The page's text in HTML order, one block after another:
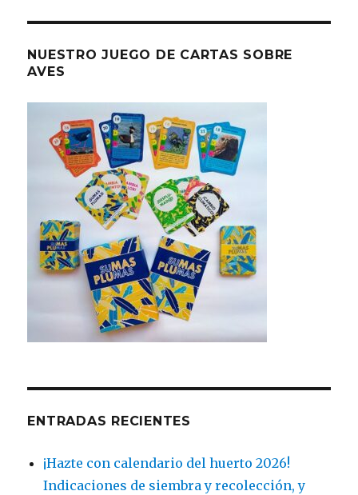
NUESTRO JUEGO DE CARTAS SOBRE
AVES
ENTRADAS RECIENTES
¡Hazte con calendario del huerto 2026!
Indicaciones de siembra y recolección, y